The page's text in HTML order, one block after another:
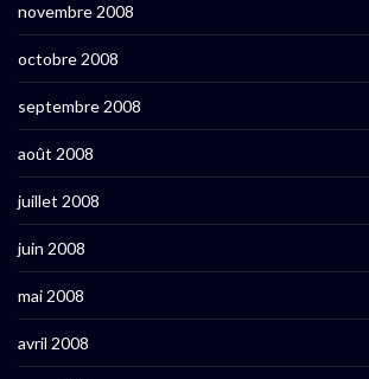
novembre 2008
octobre 2008
septembre 2008
août 2008
juillet 2008
juin 2008
mai 2008
avril 2008